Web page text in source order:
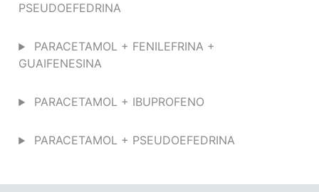
PSEUDOEFEDRINA
PARACETAMOL + FENILEFRINA +
GUAIFENESINA
PARACETAMOL + IBUPROFENO
PARACETAMOL + PSEUDOEFEDRINA